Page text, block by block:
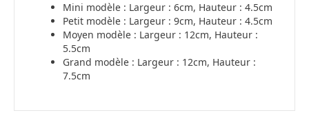
Mini modèle : Largeur : 6cm, Hauteur : 4.5cm
Petit modèle : Largeur : 9cm, Hauteur : 4.5cm
Moyen modèle : Largeur : 12cm, Hauteur :
5.5cm
Grand modèle : Largeur : 12cm, Hauteur :
7.5cm